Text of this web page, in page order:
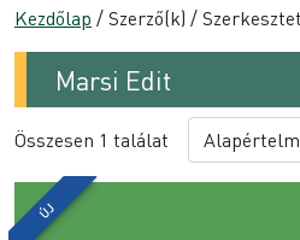
Kezdőlap / Szerző(k) /
Marsi Edit
Összesen 1 találat
ÚJ